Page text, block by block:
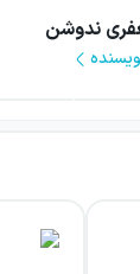
نمونه‌سوال‌های
یازدهم تستی
عمل کرده و
کتاب
ندوشن